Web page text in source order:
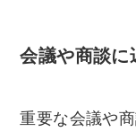
会議や商談に
重要な会議や